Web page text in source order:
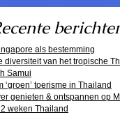
als bestemming
diversiteit van het tropische
Samui
‘groen’ toerisme in Thailand
genieten & ontspannen op
weken Thailand